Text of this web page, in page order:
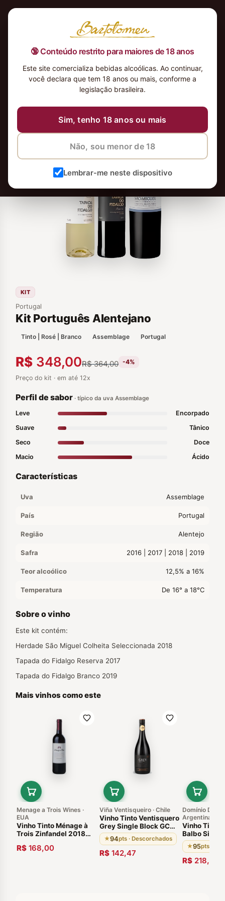
🔞 Conteúdo restrito para maiores de 18 anos
Este site comercializa bebidas alcoólicas. Ao continuar,
você declara que tem 18 anos ou mais, conforme a
legislação brasileira.
Sim, tenho 18 anos ou mais
Não, sou menor de 18
Lembrar-me neste dispositivo
-4%
KIT
Portugal
Kit Português Alentejano
Tinto | Rosé | Branco Assemblage Portugal
R$ 348,00R$364,00 -4%
Preço do kit · em até 12x
Perfil de sabor · típico da uva Assemblage
Leve
Encorpado
Suave
Tânico
Seco
Doce
Macio
Ácido
Características
Uva Assemblage
País Portugal
Região Alentejo
Safra 2016 | 2017 | 2018 | 2019
Teor alcoólico 12,5% a 16%
Temperatura De 16° a 18°C
Sobre o vinho
Este kit contém:
Herdade São Miguel Colheita Seleccionada 2018
Tapada do Fidalgo Reserva 2017
Tapada do Fidalgo Branco 2019
Mais vinhos como este
Menage a Trois Wines ·
EUA
Vinho Tinto Ménage à
Trois Zinfandel 2018
Unidos
R$ 168,00
Viña Ventisqueiro · Chile
Vinho Tinto Ventisquero
Grey Single Block GCM
2014 94 Pontos
★94pts · Descorchados
R$ 142,47
Domínio Del
Argentina
Vinho Tinto
Balbo
2019
de Cuyo
★95pts ·
R$ 218,00